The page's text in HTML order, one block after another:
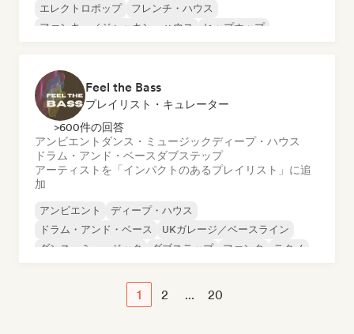
エレクトロポップ
フレンチ・ハウス
ファンキー／ジャッキン・ハウス
ヒップホップ
Feel the Bass
プレイリスト・キュレーター
>600件の回答
アンビエント ダンス・ミュージックディープ・ハウス
ドラム・アンド・ベース ダブステップ
アーティストを「インパクトのあるプレイリスト」に追
加
アンビエント
ディープ・ハウス
ドラム・アンド・ベース
UKガレージ／ベースライン
ダンス・ミュージック
ダブステップ ファンク テクノ
1 2 ... 20